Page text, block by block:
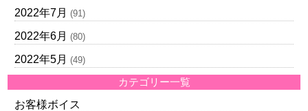
2022年7月 (91)
2022年6月 (80)
2022年5月 (49)
カテゴリー一覧
お客様ボイス